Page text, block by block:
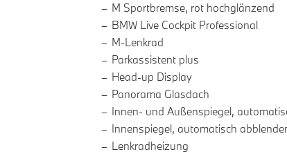
M Sportbremse, rot hochglänzend
BMW Live Cockpit Professional
M-Lenkrad
Parkassistent plus
Head-up Display
Panorama Glasdach
Innen- und Außenspiegel,
Innenspiegel, automatisch
Lenkradheizung